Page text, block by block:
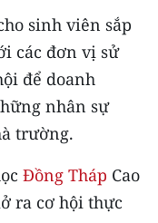
sinh viên sắp
các đơn vị sử
để doanh
nhân sự
trường.
Đồng Tháp Cao
ra cơ hội thực